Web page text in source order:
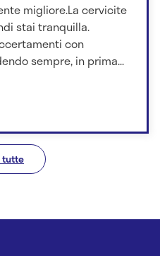
migliore.La cervicite
stai tranquilla.
con
sempre, in prima...
tutte